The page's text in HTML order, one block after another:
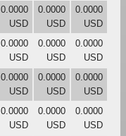
0.0000
USD
0.0000
USD
0.0000
USD
0.0000
USD
0.0000
USD
0.0000
USD
0.0000
USD
0.0000
USD
0.0000
USD
0.0000
USD
0.0000
USD
0.0000
USD